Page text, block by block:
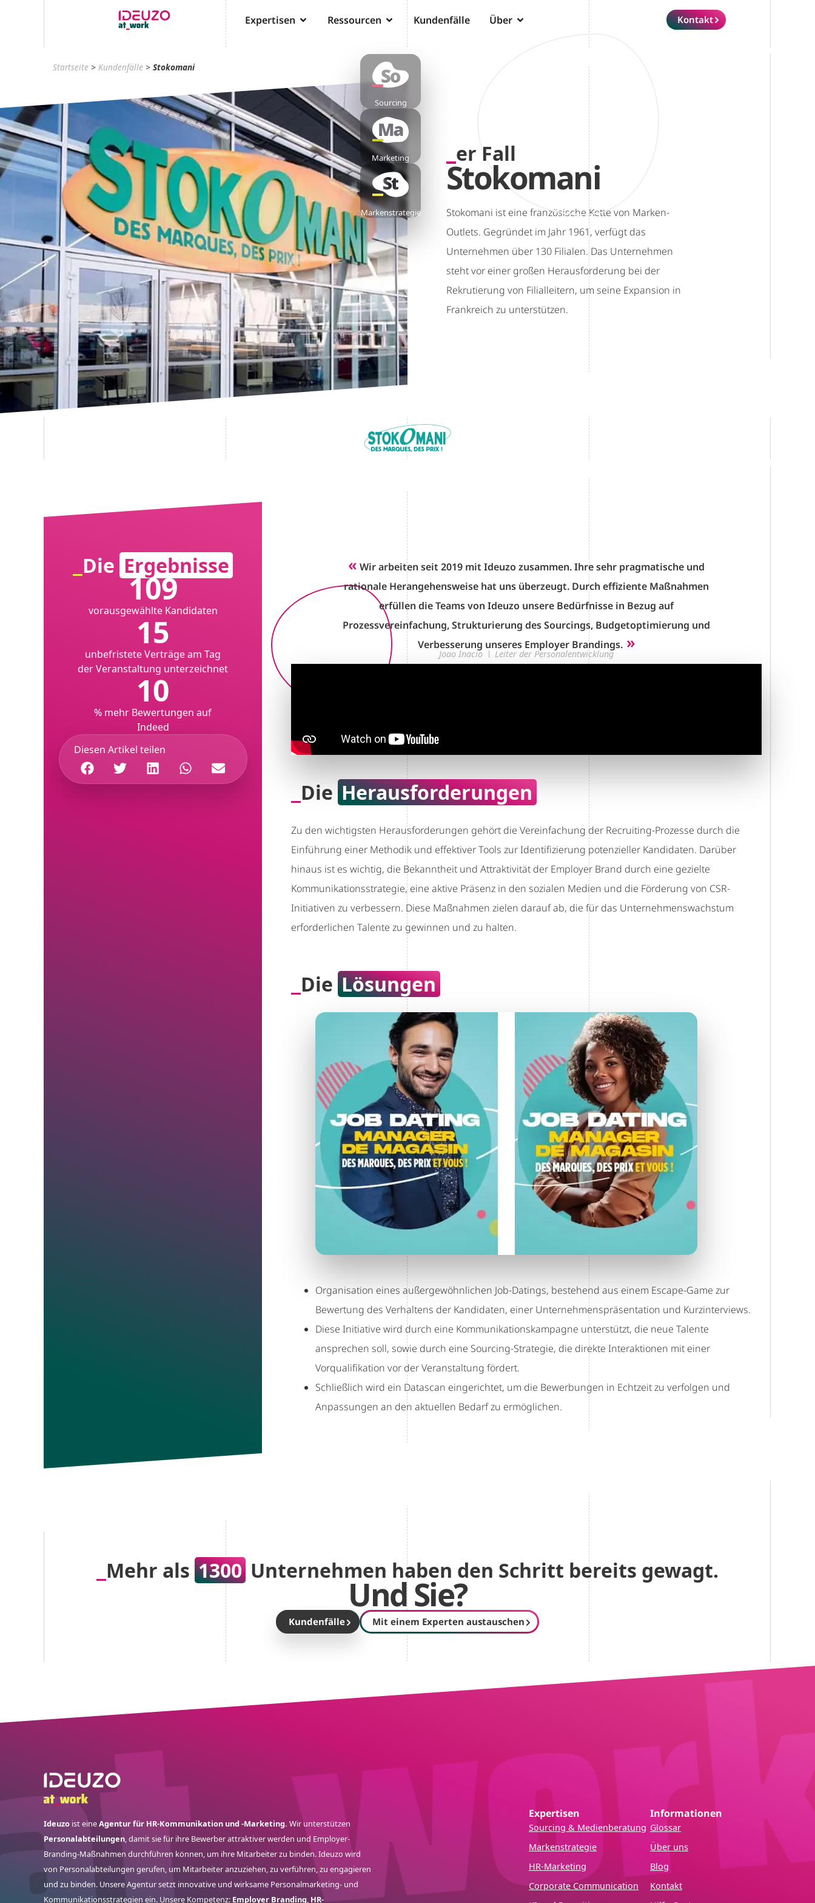
Expertisen Ressourcen Kundenfälle Über Kontakt
Startseite > Kundenfälle >Stokomani
Sourcing
Marketing
Markenstrategie
er Fall
Stokomani
Stokomani ist eine französische Kette von Marken-
Outlets. Gegründet im Jahr 1961, verfügt das
Unternehmen über 130 Filialen. Das Unternehmen
steht vor einer großen Herausforderung bei der
Rekrutierung von Filialleitern, um seine Expansion in
Frankreich zu unterstützen.
Die Ergebnisse
vorausgewählte Kandidaten
109
unbefristete Verträge am Tag
der Veranstaltung unterzeichnet
15
% mehr Bewertungen auf
Indeed
10
Diesen Artikel teilen
«Wir arbeiten seit 2019 mit Ideuzo zusammen. Ihre sehr pragmatische und
rationale Herangehensweise hat uns überzeugt. Durch effiziente Maßnahmen
erfüllen die Teams von Ideuzo unsere Bedürfnisse in Bezug auf
Prozessvereinfachung, Strukturierung des Sourcings, Budgetoptimierung und
Verbesserung unseres Employer Brandings. »
Joao Inacio Leiter der Personalentwicklung
Die Herausforderungen
Zu den wichtigsten Herausforderungen gehört die Vereinfachung der Recruiting-Prozesse durch die
Einführung einer Methodik und effektiver Tools zur Identifizierung potenzieller Kandidaten. Darüber
hinaus ist es wichtig, die Bekanntheit und Attraktivität der Employer Brand durch eine gezielte
Kommunikationsstrategie, eine aktive Präsenz in den sozialen Medien und die Förderung von CSR-
Initiativen zu verbessern. Diese Maßnahmen zielen darauf ab, die für das Unternehmenswachstum
erforderlichen Talente zu gewinnen und zu halten.
Die Lösungen
Organisation eines außergewöhnlichen Job-Datings, bestehend aus einem Escape-Game zur
Bewertung des Verhaltens der Kandidaten, einer Unternehmenspräsentation und Kurzinterviews.
Diese Initiative wird durch eine Kommunikationskampagne unterstützt, die neue Talente
ansprechen soll, sowie durch eine Sourcing-Strategie, die direkte Interaktionen mit einer
Vorqualifikation vor der Veranstaltung fördert.
Schließlich wird ein Datascan eingerichtet, um die Bewerbungen in Echtzeit zu verfolgen und
Anpassungen an den aktuellen Bedarf zu ermöglichen.
Mehr als 1300 Unternehmen haben den Schritt bereits gewagt.
Und Sie?
Kundenfälle Mit einem Experten austauschen
Ideuzo ist eineAgentur für HR-Kommunikation und -Marketing. Wir unterstützen
Personalabteilungen, damit sie für ihre Bewerber attraktiver werden und Employer-
Branding-Maßnahmen durchführen können, um ihre Mitarbeiter zu binden. Ideuzo wird
von Personalabteilungen gerufen, um Mitarbeiter anzuziehen, zu verführen, zu engagieren
und zu binden. Unsere Agentur setzt innovative und wirksame Personalmarketing- und
Kommunikationsstrategien ein. Unsere Kompetenz: Employer Branding, HR-
Expertisen
Sourcing & Medienberatung
Markenstrategie
HR-Marketing
Corporate Communication
Informationen
Glossar
Über uns
Blog
Kontakt